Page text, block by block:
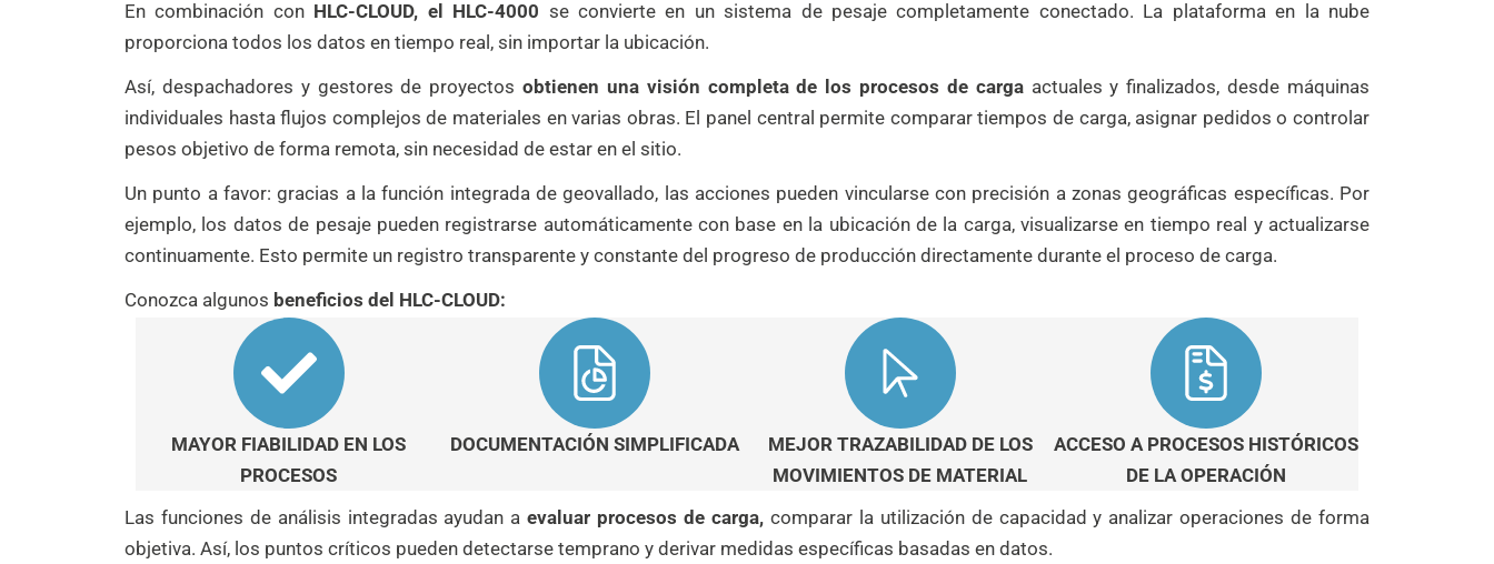
En combinación conHLC-CLOUD, el HLC-4000 se convierte en un sistema de pesaje completamente conectado. La plataforma en la nube
proporciona todos los datos en tiempo real, sin importar la ubicación.
Así, despachadores y gestores de proyectosobtienen una visión completa de los procesos de cargaactuales y finalizados, desde máquinas
individuales hasta flujos complejos de materiales en varias obras. El panel central permite comparar tiempos de carga, asignar pedidos o controlar
pesos objetivo de forma remota, sin necesidad de estar en el sitio.
Un punto a favor: gracias a la función integrada de geovallado, las acciones pueden vincularse con precisión a zonas geográficas específicas. Por
ejemplo, los datos de pesaje pueden registrarse automáticamente con base en la ubicación de la carga, visualizarse en tiempo real y actualizarse
continuamente. Esto permite un registro transparente y constante del progreso de producción directamente durante el proceso de carga.
Conozca algunos beneficios del HLC-CLOUD:
MAYOR FIABILIDAD EN LOS
PROCESOS
DOCUMENTACIÓN SIMPLIFICADA
MEJOR TRAZABILIDAD DE LOS
MOVIMIENTOS DE MATERIAL
ACCESO A PROCESOS HISTÓRICOS
DE LA OPERACIÓN
Las funciones de análisis integradas ayudan aevaluar procesos de carga, comparar la utilización de capacidad y analizar operaciones de forma
objetiva. Así, los puntos críticos pueden detectarse temprano y derivar medidas específicas basadas en datos.